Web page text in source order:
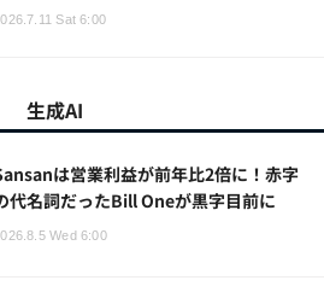
Sat 6:00
生成AI
は営業利益が前年比2倍に！赤字
代名詞だったBill Oneが黒字目前に
Wed 6:00